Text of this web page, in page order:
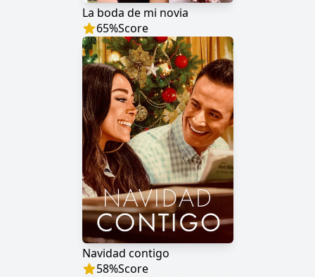
La boda de mi novia
65%Score
Navidad contigo
58%Score